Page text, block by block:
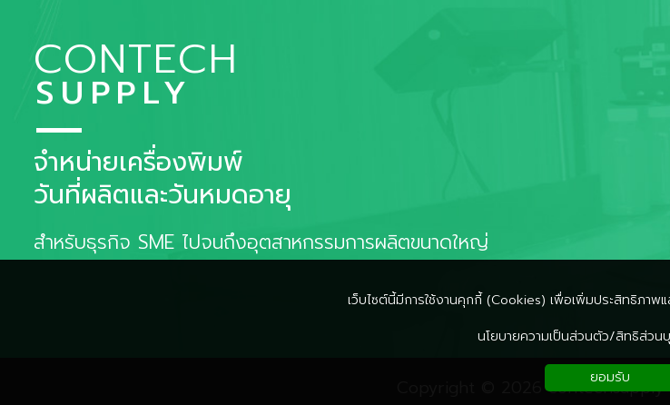
CONTECH
SUPPLY
จำหน่ายเครื่องพิมพ์
วันที่ผลิตและวันหมดอายุ
สำหรับธุรกิจ SME ไปจนถึงอุตสาหกรรมการผลิตขนาดใหญ่
Copyright © 2026 contechsupply
เว็บไซต์นี้มีการใช้งานคุกกี้ (Cookies) เพื่อเพิ่มประสิทธิภาพ
นโยบายความเป็นส่วนตัว/สิทธิส่วน
ยอมรับ